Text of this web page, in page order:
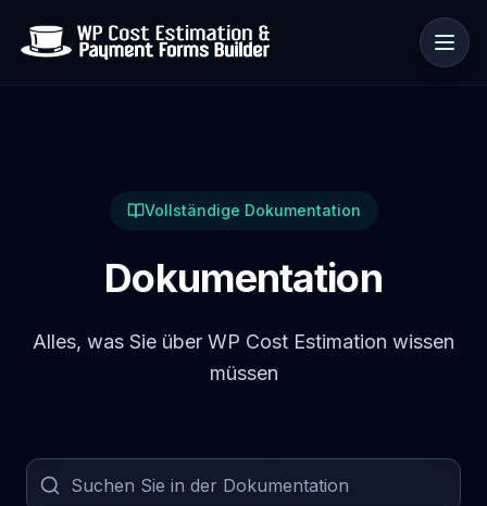
Ressourcen
🇩🇪
Vollständige Dokumentation
Dokumentation
Alles, was Sie über WP Cost Estimation wissen
müssen